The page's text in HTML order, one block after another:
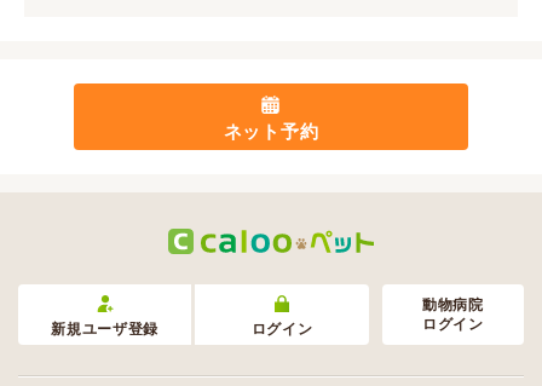
ネット予約
新規ユーザ登録 ログイン
動物病院
ログイン